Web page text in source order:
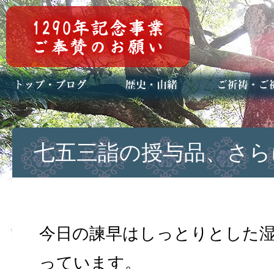
トップページ
ブログ(日々八百万)
お知らせ一覧 歴史・ご祭神
年中行事
メディア掲載 ご祈祷・ご祈
安産祈願
初宮参り
七五三詣
長寿のお祝い
神前結婚式
厄祓い・方位
車のお祓い
地鎮祭
神葬祭（神式
七五三詣の授与品、さ
今日の諫早はしっとりとした
っています。